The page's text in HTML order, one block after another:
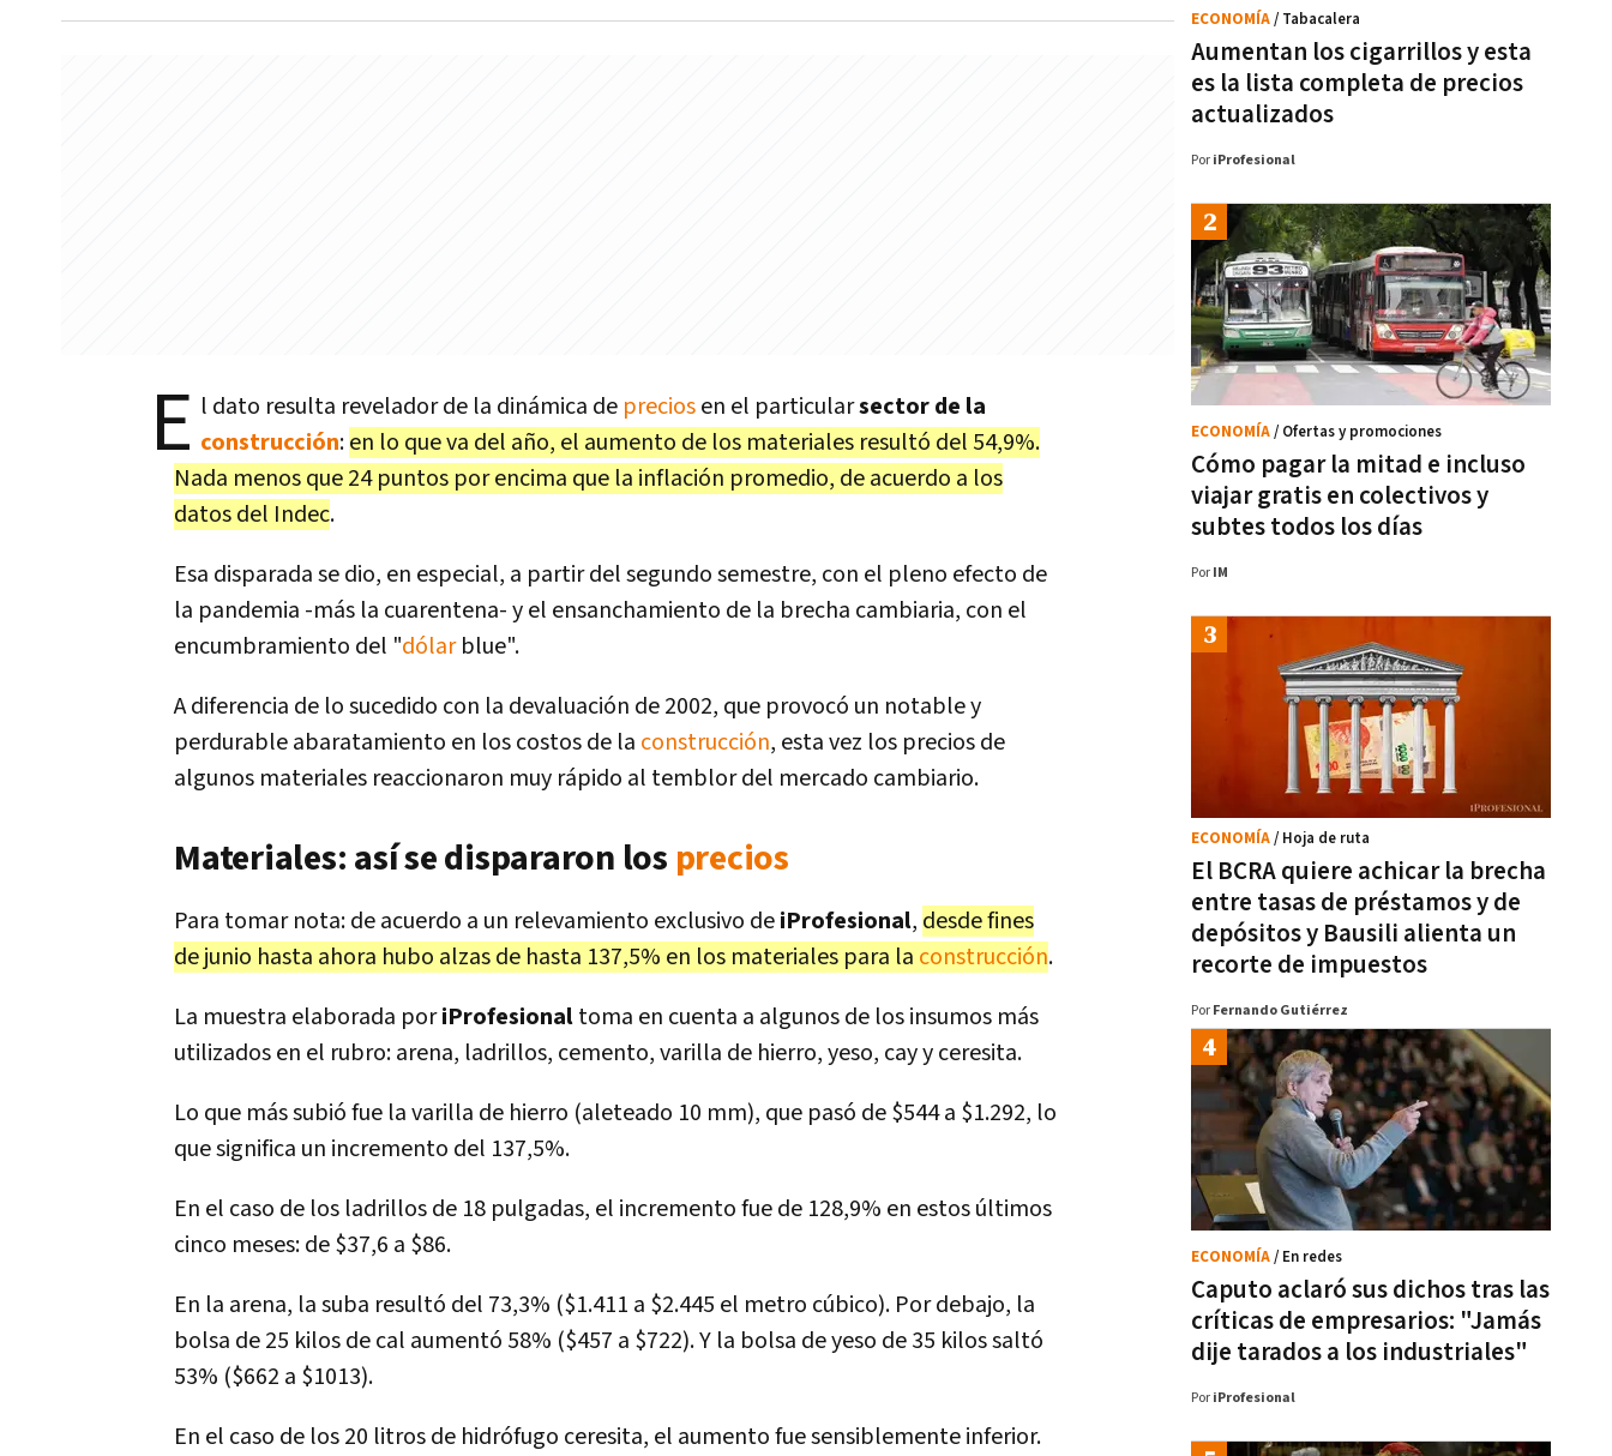
E l dato resulta revelador de la dinámica de preciosen el particularsector de la
construcción:en lo que va del año, el aumento de los materiales resultó del 54,9%.
Nada menos que 24 puntos por encima que la inflación promedio, de acuerdo a los
datos del Indec.
Esa disparada se dio, en especial, a partir del segundo semestre, con el pleno efecto de
la pandemia -más la cuarentena- y el ensanchamiento de la brecha cambiaria, con el
encumbramiento del "dólarblue".
A diferencia de lo sucedido con la devaluación de 2002, que provocó un notable y
perdurable abaratamiento en los costos de la construcción, esta vez los precios de
algunos materiales reaccionaron muy rápido al temblor del mercado cambiario.
Materiales: así se dispararon los precios
Para tomar nota: de acuerdo a un relevamiento exclusivo deiProfesional, desde fines
de junio hasta ahora hubo alzas de hasta 137,5% en los materiales para la construcción.
La muestra elaborada poriProfesionaltoma en cuenta a algunos de los insumos más
utilizados en el rubro: arena, ladrillos, cemento, varilla de hierro, yeso, cay y ceresita.
Lo que más subió fue la varilla de hierro (aleteado 10 mm), que pasó de $544 a $1.292, lo
que significa un incremento del 137,5%.
En el caso de los ladrillos de 18 pulgadas, el incremento fue de 128,9% en estos últimos
cinco meses: de $37,6 a $86.
En la arena, la suba resultó del 73,3% ($1.411 a $2.445 el metro cúbico). Por debajo, la
bolsa de 25 kilos de cal aumentó 58% ($457 a $722). Y la bolsa de yeso de 35 kilos saltó
53% ($662 a $1013).
En el caso de los 20 litros de hidrófugo ceresita, el aumento fue sensiblemente inferior.
Aumentan los cigarrillos y esta
es la lista completa de precios
actualizados
ECONOMÍA/ Tabacalera
Por iProfesional
Cómo pagar la mitad e incluso
viajar gratis en colectivos y
subtes todos los días
ECONOMÍA/ Ofertas y promociones
Por IM
El BCRA quiere achicar la brecha
entre tasas de préstamos y de
depósitos y Bausili alienta un
recorte de impuestos
ECONOMÍA/ Hoja de ruta
Por Fernando Gutiérrez
Caputo aclaró sus dichos tras las
críticas de empresarios: "Jamás
dije tarados a los industriales"
ECONOMÍA/ En redes
Por iProfesional